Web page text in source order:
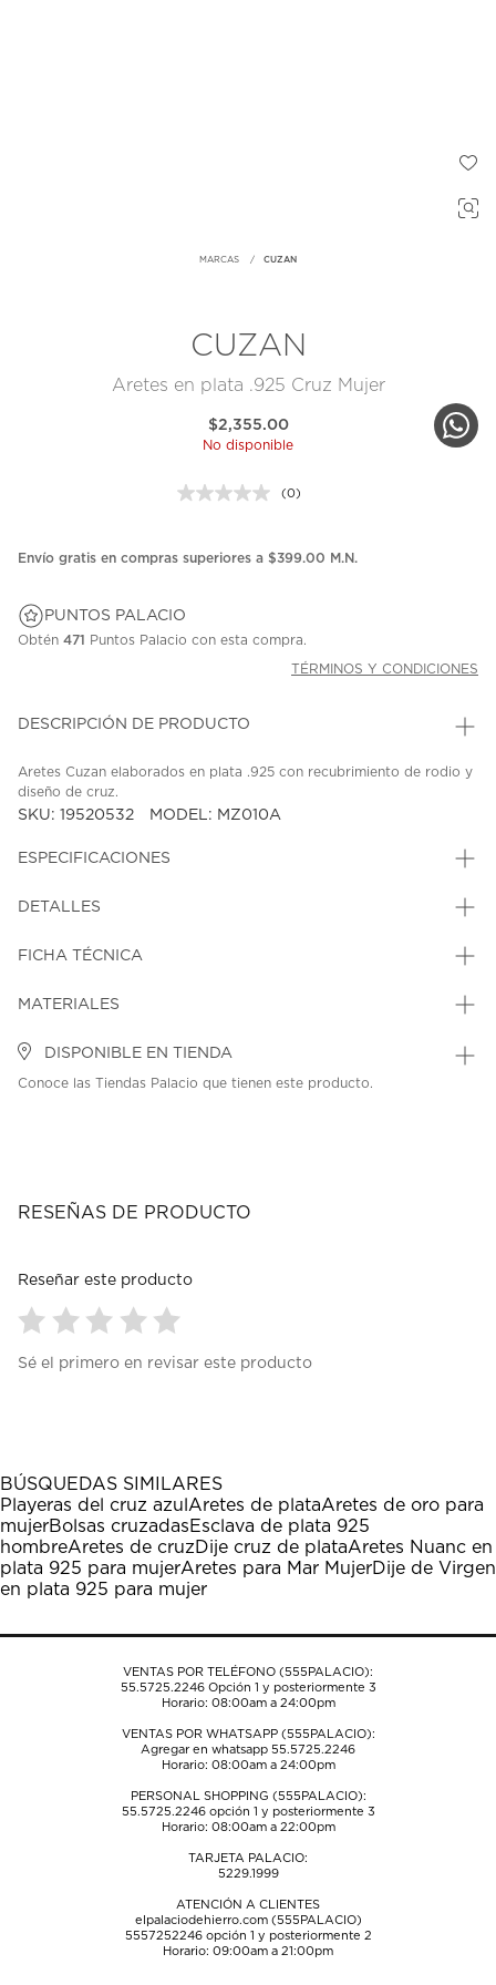
MARCAS CUZAN
CUZAN
Aretes en plata .925 Cruz Mujer
$2,355.00
No disponible
Sin
en
(0)
Envío gratis en compras superiores a $399.00 M.N.
PUNTOS PALACIO
Obtén 471 Puntos Palacio con esta compra.
TÉRMINOS Y CONDICIONES
DESCRIPCIÓN DE PRODUCTO
Aretes Cuzan elaborados en plata .925 con recubrimiento de rodio y
diseño de cruz.
SKU: 19520532 MODEL: MZ010A
ESPECIFICACIONES
DETALLES
FICHA TÉCNICA
MATERIALES
DISPONIBLE EN TIENDA
Conoce las Tiendas Palacio que tienen este producto.
RESEÑAS DE PRODUCTO
Reseñar este producto
para
1
estrella
Esta
acción
abrirá
el
formulario
envío.
para
estrellas.
Esta
acción
abrirá
el
formulario
envío.
para
estrellas.
Esta
acción
abrirá
el
formulario
envío.
para
estrellas.
Esta
acción
abrirá
el
formulario
envío.
para
estrellas.
Esta
acción
abrirá
el
formulario
envío.
Sé el primero en revisar este producto
BÚSQUEDAS SIMILARES
Playeras del cruz azul Aretes de plataAretes de oro para
mujerBolsas cruzadasEsclava de plata 925
hombreAretes de cruz Dije cruz de plataAretes Nuanc en
plata 925 para mujerAretes para Mar MujerDije de Virgen
en plata 925 para mujer
VENTAS POR TELÉFONO (555PALACIO):
55.5725.2246Opción 1 y posteriormente 3
Horario: 08:00am a 24:00pm
VENTAS POR WHATSAPP (555PALACIO):
Agregar en whatsapp 55.5725.2246
Horario: 08:00am a 24:00pm
PERSONAL SHOPPING (555PALACIO):
55.5725.2246opción 1 y posteriormente 3
Horario: 08:00am a 22:00pm
TARJETA PALACIO:
5229.1999
ATENCIÓN A CLIENTES
elpalaciodehierro.com (555PALACIO)
5557252246opción 1 y posteriormente 2
Horario: 09:00am a 21:00pm